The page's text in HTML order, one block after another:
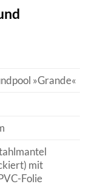
»Grande«
mit
Folie